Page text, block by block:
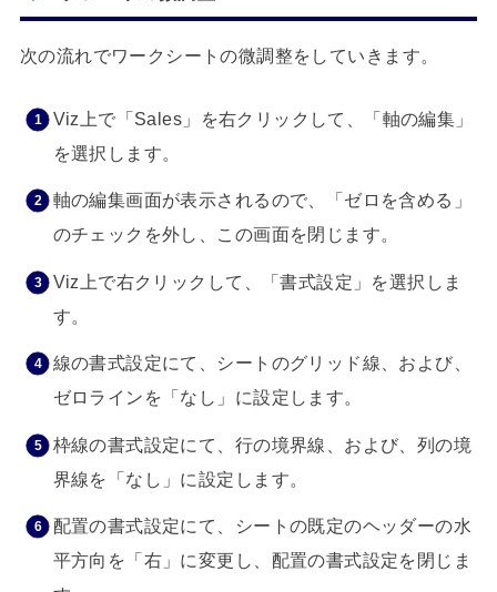
次の流れでワークシートの微調整をしていきます。
Viz上で「Sales」を右クリックして、「軸の編集」
を選択します。
軸の編集画面が表示されるので、「ゼロを含める」
のチェックを外し、この画面を閉じます。
Viz上で右クリックして、「書式設定」を選択しま
す。
線の書式設定にて、シートのグリッド線、および、
ゼロラインを「なし」に設定します。
枠線の書式設定にて、行の境界線、および、列の境
界線を「なし」に設定します。
配置の書式設定にて、シートの既定のヘッダーの水
平方向を「右」に変更し、配置の書式設定を閉じま